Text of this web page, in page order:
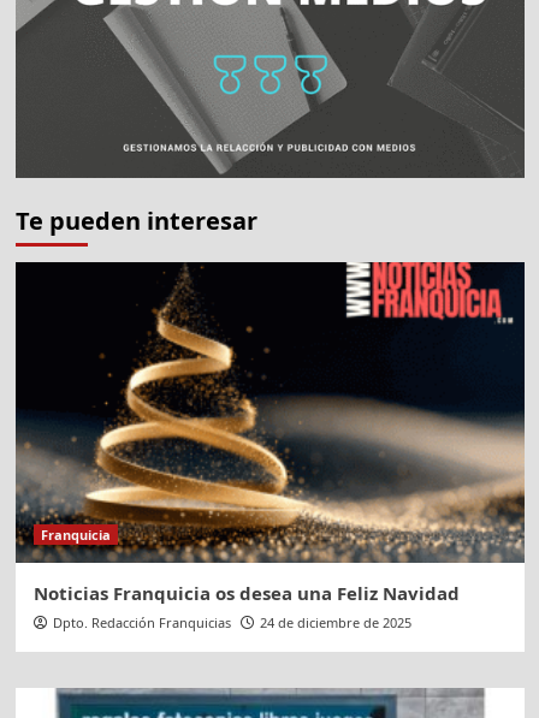
Te pueden interesar
Franquicia
Noticias Franquicia os desea una Feliz Navidad
Dpto. Redacción Franquicias 24 de diciembre de 2025